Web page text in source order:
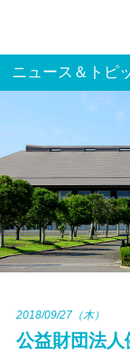
ア
ご
ホ
大
ニュース＆トピ
2018/09/27（木）
公益財団法人